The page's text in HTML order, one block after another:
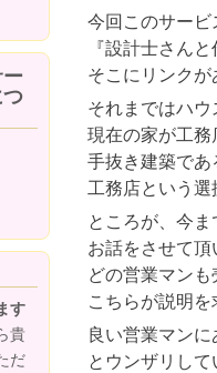
今回このサービ
『設計士さん
そこにリンクが
それまではハ
現在の家が工務
手抜き建築であ
工務店という選
ところが、今
お話をさせて頂
どの営業マン
こちらが説明
良い営業マン
とウンザリし
す
貴
だ